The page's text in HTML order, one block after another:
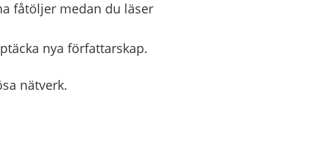
fåtöljer medan du läser
nya författarskap.
nätverk.